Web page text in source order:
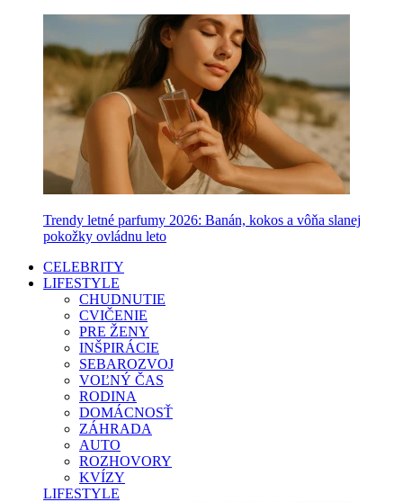
Trendy letné parfumy 2026: Banán, kokos a vôňa slanej
pokožky ovládnu leto
CELEBRITY
LIFESTYLE
CHUDNUTIE
CVIČENIE
PRE ŽENY
INŠPIRÁCIE
SEBAROZVOJ
VOĽNÝ ČAS
RODINA
DOMÁCNOSŤ
ZÁHRADA
AUTO
ROZHOVORY
KVÍZY
LIFESTYLE